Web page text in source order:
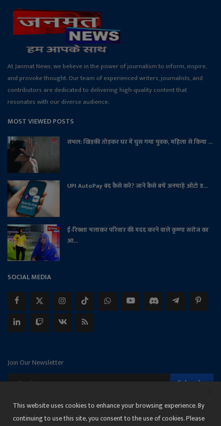
At Janmat News, we believe in the power of journalism to inform, inspire,
and provoke thought. Our team of experienced writers, journalists, and
contributors are dedicated to delivering high-quality content that
resonates with our diverse audience.
MOST VIEWED POSTS
संभल: खिड़की तोड़कर घर में घुस गया युवक, महिला से किया ...
UPI AutoPay बंद कैसे करें? जानें कैसे बचें अनचाहे ऑटो ड...
ई-रिक्शा चलाकर परिवार की मदद करने वाले कृष्णा सरोज का
आ...
SOCIAL MEDIA
Join Our Newsletter
Subscribe
This website uses cookies to enhance your browsing experience. By
continuing to use this site, you consent to the use of cookies. Please